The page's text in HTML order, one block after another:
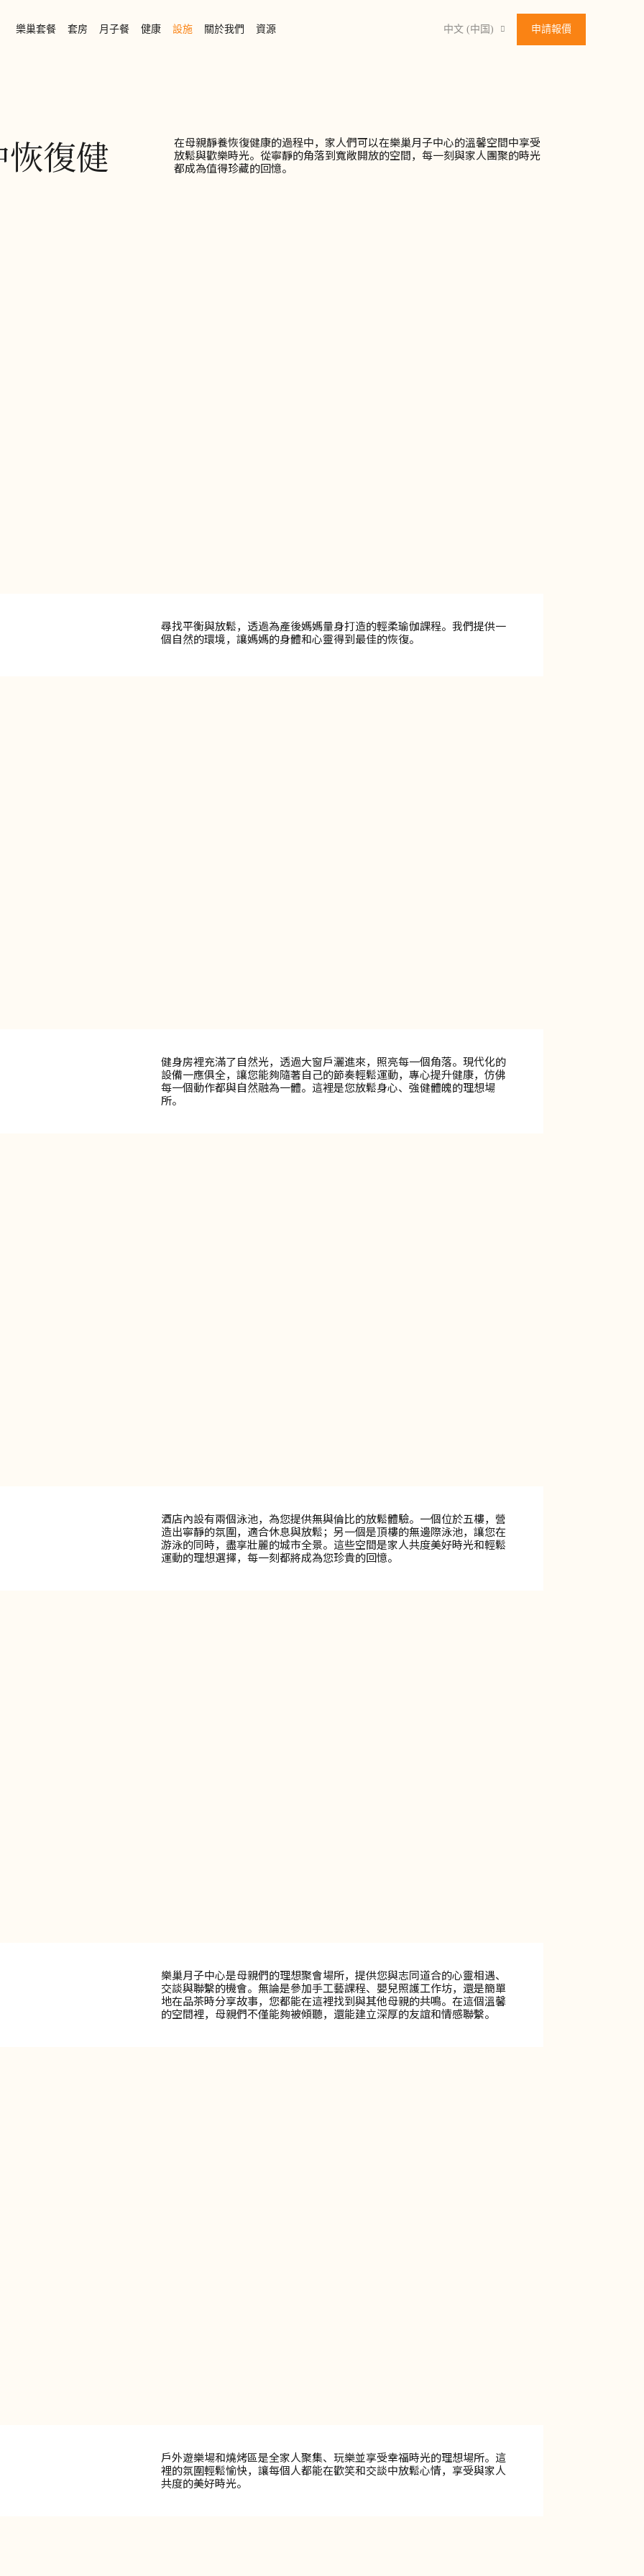
樂巢套餐 套房 月子餐 健康 設施 關於我們 資源 中文 (中国) 申請報價
復健
在母親靜養恢復健康的過程中，家人們可以在樂巢月子中心的溫馨空間中享受
放鬆與歡樂時光。從寧靜的角落到寬敞開放的空間，每一刻與家人團聚的時光
都成為值得珍藏的回憶。
尋找平衡與放鬆，透過為產後媽媽量身打造的輕柔瑜伽課程。我們提供一
個自然的環境，讓媽媽的身體和心靈得到最佳的恢復。
健身房裡充滿了自然光，透過大窗戶灑進來，照亮每一個角落。現代化的
設備一應俱全，讓您能夠隨著自己的節奏輕鬆運動，專心提升健康，仿佛
每一個動作都與自然融為一體。這裡是您放鬆身心、強健體魄的理想場
所。
酒店內設有兩個泳池，為您提供無與倫比的放鬆體驗。一個位於五樓，營
造出寧靜的氛圍，適合休息與放鬆；另一個是頂樓的無邊際泳池，讓您在
游泳的同時，盡享壯麗的城市全景。這些空間是家人共度美好時光和輕鬆
運動的理想選擇，每一刻都將成為您珍貴的回憶。
樂巢月子中心是母親們的理想聚會場所，提供您與志同道合的心靈相遇、
交談與聯繫的機會。無論是參加手工藝課程、嬰兒照護工作坊，還是簡單
地在品茶時分享故事，您都能在這裡找到與其他母親的共鳴。在這個溫馨
的空間裡，母親們不僅能夠被傾聽，還能建立深厚的友誼和情感聯繫。
戶外遊樂場和燒烤區是全家人聚集、玩樂並享受幸福時光的理想場所。這
裡的氛圍輕鬆愉快，讓每個人都能在歡笑和交談中放鬆心情，享受與家人
共度的美好時光。